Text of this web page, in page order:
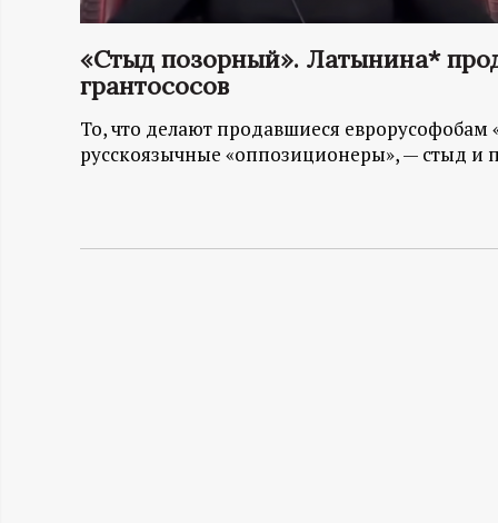
А
Н
-
«Стыд позорный». Латынина*
грантососов
То, что делают продавшиеся
русскоязычные «оппозиционеры», — стыд и